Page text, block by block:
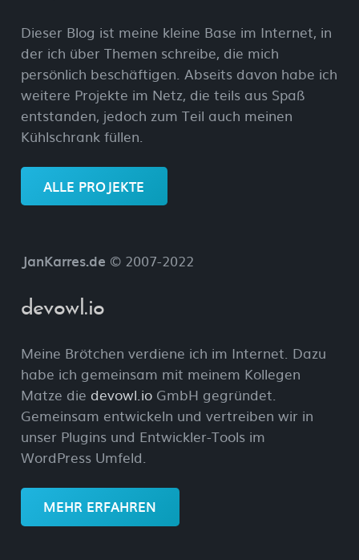
Dieser Blog ist meine kleine Base im Internet, in
der ich über Themen schreibe, die mich
persönlich beschäftigen. Abseits davon habe ich
weitere Projekte im Netz, die teils aus Spaß
entstanden, jedoch zum Teil auch meinen
Kühlschrank füllen.
ALLE PROJEKTE
JanKarres.de © 2007-2022
devowl.io
Meine Brötchen verdiene ich im Internet. Dazu
habe ich gemeinsam mit meinem Kollegen
Matze die devowl.ioGmbH gegründet.
Gemeinsam entwickeln und vertreiben wir in
unser Plugins und Entwickler-Tools im
WordPress Umfeld.
MEHR ERFAHREN